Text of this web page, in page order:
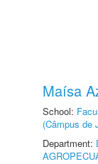
Maísa
School:
(Câmpus de
Department: